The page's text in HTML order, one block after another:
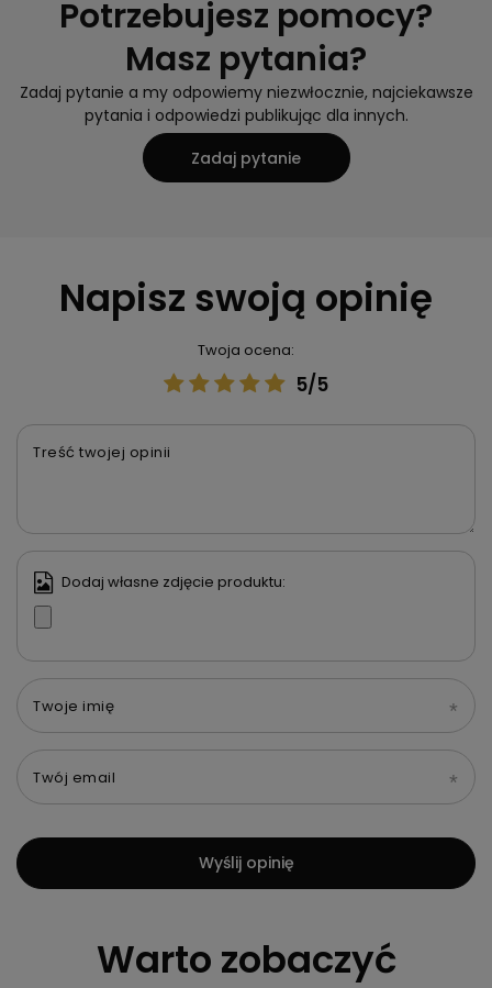
Potrzebujesz pomocy?
Masz pytania?
Zadaj pytanie a my odpowiemy niezwłocznie, najciekawsze
pytania i odpowiedzi publikując dla innych.
Zadaj pytanie
Napisz swoją opinię
Twoja ocena:
5/5
Treść twojej opinii
Dodaj własne zdjęcie produktu:
Twoje imię
Twój email
Wyślij opinię
Warto zobaczyć